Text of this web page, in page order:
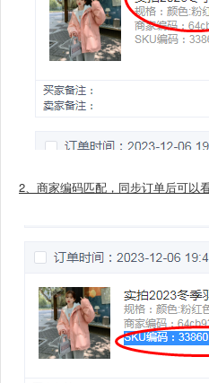
2、商家编码匹配，同步订单后可以